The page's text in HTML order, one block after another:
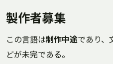
製作者募集
この言語は制作中途であり、
どが未完である。